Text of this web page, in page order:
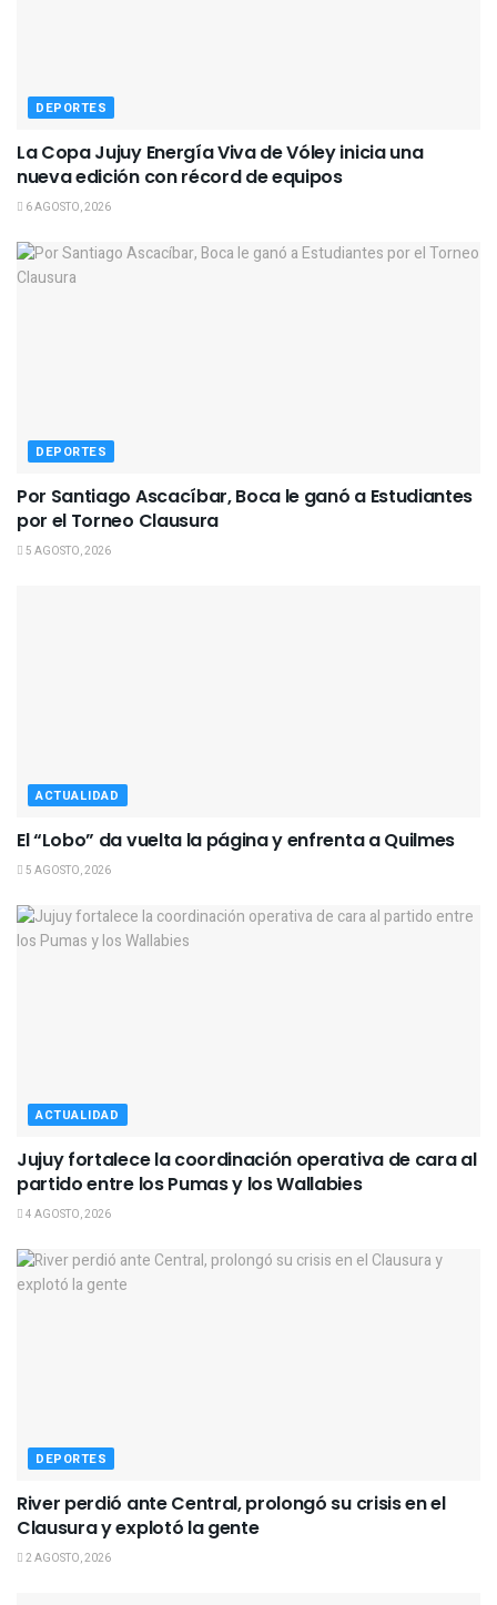
DEPORTES
La Copa Jujuy Energía Viva de Vóley inicia una
nueva edición con récord de equipos
6 AGOSTO, 2026
DEPORTES
Por Santiago Ascacíbar, Boca le ganó a Estudiantes
por el Torneo Clausura
5 AGOSTO, 2026
ACTUALIDAD
El “Lobo” da vuelta la página y enfrenta a Quilmes
5 AGOSTO, 2026
ACTUALIDAD
Jujuy fortalece la coordinación operativa de cara al
partido entre los Pumas y los Wallabies
4 AGOSTO, 2026
DEPORTES
River perdió ante Central, prolongó su crisis en el
Clausura y explotó la gente
2 AGOSTO, 2026